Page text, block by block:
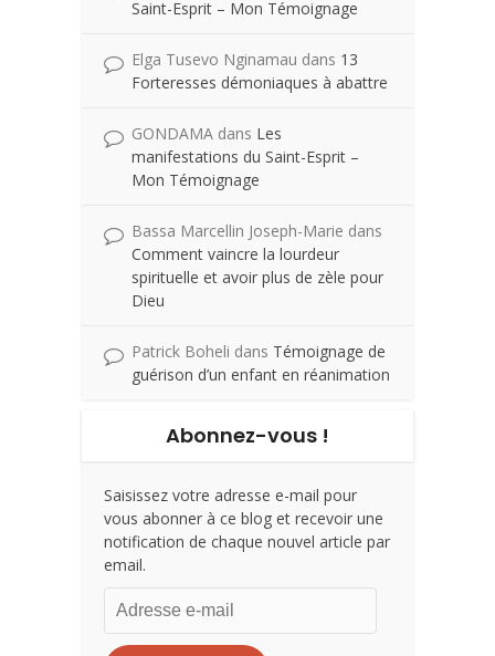
Saint-Esprit – Mon Témoignage
Elga Tusevo Nginamau dans 13
Forteresses démoniaques à abattre
GONDAMA dans Les
manifestations du Saint-Esprit –
Mon Témoignage
Bassa Marcellin Joseph-Marie dans
Comment vaincre la lourdeur
spirituelle et avoir plus de zèle pour
Dieu
Patrick Boheli dans Témoignage de
guérison d’un enfant en réanimation
Abonnez-vous !
Saisissez votre adresse e-mail pour
vous abonner à ce blog et recevoir une
notification de chaque nouvel article par
email.
Adresse
e-
mail